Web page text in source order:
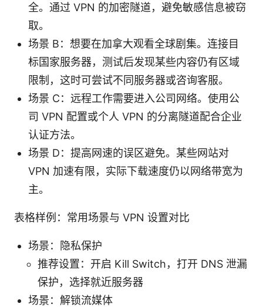
全。通过 VPN 的加密隧道，避免敏感信息被窃
取。
场景 B：想要在加拿大观看全球剧集。连接目
标国家服务器，测试后发现某些内容仍有区域
限制，这时可尝试不同服务器或咨询客服。
场景 C：远程工作需要进入公司网络。使用公
司 VPN 配置或个人 VPN 的分离隧道配合企业
认证方法。
场景 D：提高网速的误区避免。某些网站对
VPN 加速有限，实际下载速度仍以网络带宽为
主。
表格样例：常用场景与 VPN 设置对比
场景：隐私保护
推荐设置：开启 Kill Switch，打开 DNS 泄漏
保护，选择就近服务器
场景：解锁流媒体